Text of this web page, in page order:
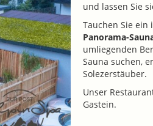
und lassen Sie
Tauchen Sie
Panorama-
umliegenden
Sauna suchen,
Solezerstäuber.
Unser
Gastein.